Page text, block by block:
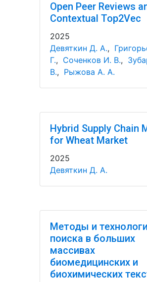
Open Peer Reviews
Contextual Top2Vec
2025
Девяткин Д. А.,
Г., Соченков И. В.,
В., Рыжова А. А.
Hybrid Supply Chain
for Wheat Market
2025
Девяткин Д. А.
Методы и
поиска в больших
массивах
биомедицинских и
биохимических